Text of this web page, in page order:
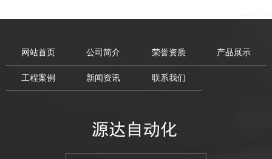
网站首页 公司简介 荣誉资质 产品展示
工程案例 新闻资讯 联系我们